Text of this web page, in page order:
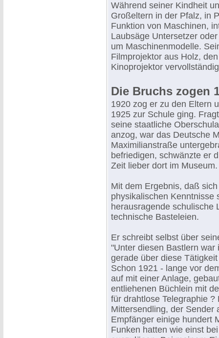
Während seiner Kindheit
Großeltern in der Pfalz, in
Funktion von Maschinen,
Laubsäge Untersetzer
um Maschinenmodelle.
Filmprojektor aus Holz,
Kinoprojektor
Die Bruchs zogen
1920 zog er zu den Eltern
1925 zur Schule ging.
seine staatliche
anzog, war das Deutsche
Maximilianstraße
befriedigen, schwänzte er
Zeit lieber dort im Museum.
Mit dem Ergebnis, daß
physikalischen Kenntnisse
herausragende schulische
technische Basteleien.
Er schreibt selbst über
"Unter diesen Bastlern
gerade über diese
Schon 1921 - lange vor
auf mit einer Anlage,
entliehenen Büchlein mit
für drahtlose Telegraphie
Mittersendling, der Sender
Empfänger einige hundert
Funken hatten wie einst